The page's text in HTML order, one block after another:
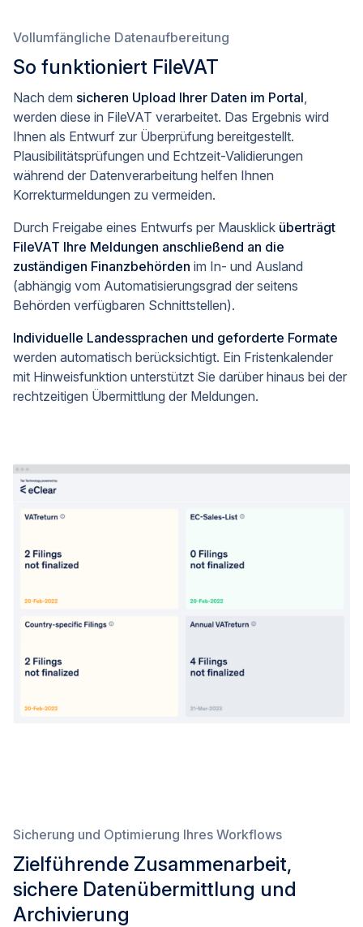
Vollumfängliche Datenaufbereitung
So funktioniert FileVAT
Nach dem sicheren Upload Ihrer Daten im Portal,
werden diese in FileVAT verarbeitet. Das Ergebnis wird
Ihnen als Entwurf zur Überprüfung bereitgestellt.
Plausibilitätsprüfungen und Echtzeit-Validierungen
während der Datenverarbeitung helfen Ihnen
Korrekturmeldungen zu vermeiden.
Durch Freigabe eines Entwurfs per Mausklick überträgt
FileVAT Ihre Meldungen anschließend an die
zuständigen Finanzbehörden im In- und Ausland
(abhängig vom Automatisierungsgrad der seitens
Behörden verfügbaren Schnittstellen).
Individuelle Landessprachen und geforderte Formate
werden automatisch berücksichtigt. Ein Fristenkalender
mit Hinweisfunktion unterstützt Sie darüber hinaus bei der
rechtzeitigen Übermittlung der Meldungen.
Sicherung und Optimierung Ihres Workflows
Zielführende Zusammenarbeit,
sichere Datenübermittlung und
Archivierung